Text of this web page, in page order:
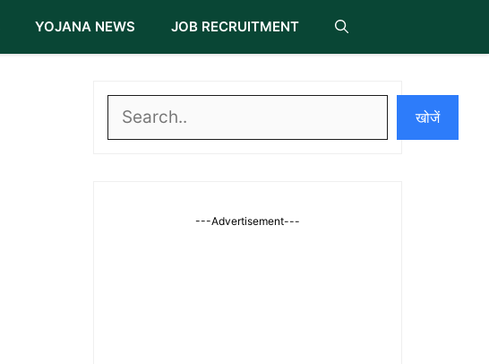
YOJANA NEWS JOB RECRUITMENT
खोजें
खोजें
---Advertisement---